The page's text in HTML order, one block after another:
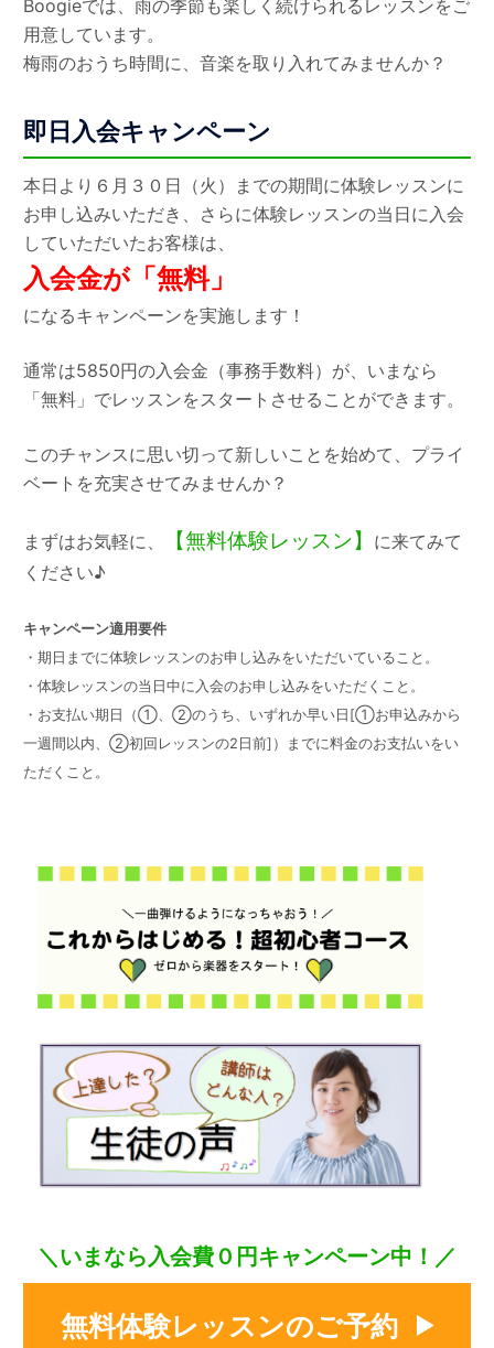
Boogieでは、雨の季節も楽しく続けられるレッスンをご
用意しています。
梅雨のおうち時間に、音楽を取り入れてみませんか？
即日入会キャンペーン
本日より６月３０日（火）までの期間に体験レッスンに
お申し込みいただき、さらに体験レッスンの当日に入会
していただいたお客様は、
入会金が「無料」
になるキャンペーンを実施します！
通常は5850円の入会金（事務手数料）が、いまなら
「無料」でレッスンをスタートさせることができます。
このチャンスに思い切って新しいことを始めて、プライ
ベートを充実させてみませんか？
まずはお気軽に、 【無料体験レッスン】
に来てみて
ください♪
キャンペーン適用要件
・期日までに体験レッスンのお申し込みをいただいていること。
・体験レッスンの当日中に入会のお申し込みをいただくこと。
・お支払い期日（①、②のうち、いずれか早い日[①お申込みから
一週間以内、②初回レッスンの2日前]）までに料金のお支払いをい
ただくこと。
＼いまなら入会費０円キャンペーン中！／
無料体験レッスンのご予約